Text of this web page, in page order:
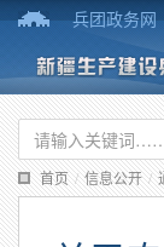
兵团政务网
首页 / 信息公开 /